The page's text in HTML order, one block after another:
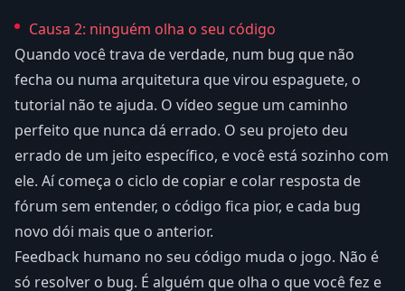
Causa 2: ninguém olha o seu código
Quando você trava de verdade, num bug que não
fecha ou numa arquitetura que virou espaguete, o
tutorial não te ajuda. O vídeo segue um caminho
perfeito que nunca dá errado. O seu projeto deu
errado de um jeito específico, e você está sozinho com
ele. Aí começa o ciclo de copiar e colar resposta de
fórum sem entender, o código fica pior, e cada bug
novo dói mais que o anterior.
Feedback humano no seu código muda o jogo. Não é
só resolver o bug. É alguém que olha o que você fez e